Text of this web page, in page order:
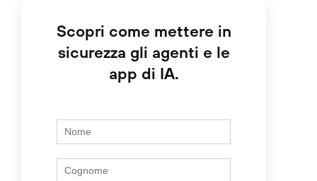
Scopri come mettere in
sicurezza gli agenti e le
app di IA.